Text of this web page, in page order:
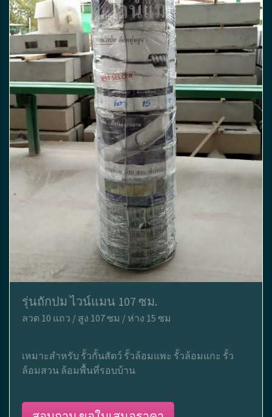
รุ่นถักปม ไวน์แมน 107 ซม.
ลวด 10 แถว / สูง 107 ซม / ห่าง 15 ซม
เหมาะสำหรับ รั้วกั้นสัตว์ รั้วล้อมแพะ รั้วล้อมแกะ รั้ว
ล้อมสวน ล้อมพื้นที่รอบบ้าน